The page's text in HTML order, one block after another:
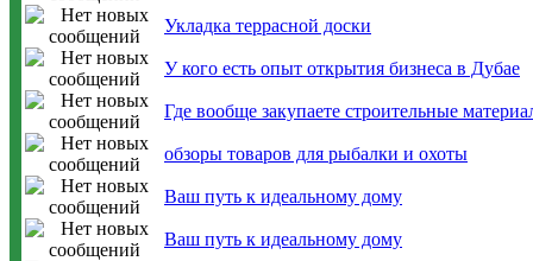
Укладка террасной доски
У кого есть опыт открытия бизнеса в Дубае
Где вообще закупаете строительные
обзоры товаров для рыбалки и охоты
Ваш путь к идеальному дому
Ваш путь к идеальному дому